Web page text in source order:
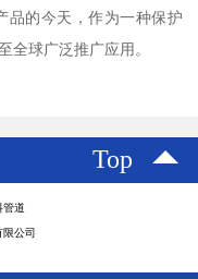
品的今天，作为一种保护
全球广泛推广应用。
Top
管道
公司